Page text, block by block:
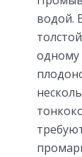
водой.
одному